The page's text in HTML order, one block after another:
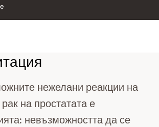
нежелани реакции на
на простатата е
невъзможността да се